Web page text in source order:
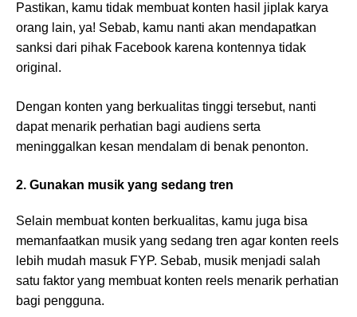
Pastikan, kamu tidak membuat konten hasil jiplak karya
orang lain, ya! Sebab, kamu nanti akan mendapatkan
sanksi dari pihak Facebook karena kontennya tidak
original.
Dengan konten yang berkualitas tinggi tersebut, nanti
dapat menarik perhatian bagi audiens serta
meninggalkan kesan mendalam di benak penonton.
2. Gunakan musik yang sedang tren
Selain membuat konten berkualitas, kamu juga bisa
memanfaatkan musik yang sedang tren agar konten reels
lebih mudah masuk FYP. Sebab, musik menjadi salah
satu faktor yang membuat konten reels menarik perhatian
bagi pengguna.